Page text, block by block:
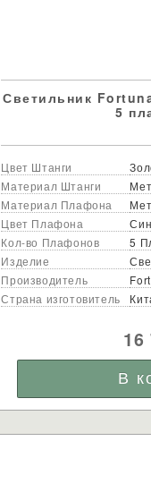
Светильник
5
Цвет Штанги
Материал Штанги
Материал Плафона
Цвет Плафона
Кол-во Плафонов
5
Изделие
Производитель
Страна изготовитель
16